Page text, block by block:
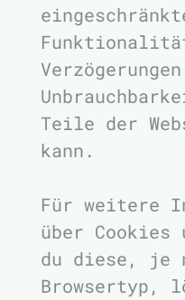
Teile der
kann.
Für weitere
über Cookies
du diese, je
Browsertyp,